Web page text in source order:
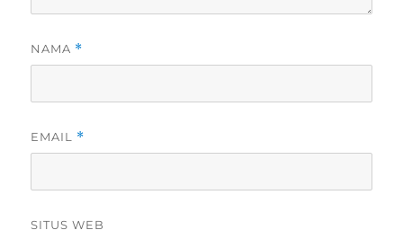
NAMA *
EMAIL *
SITUS WEB